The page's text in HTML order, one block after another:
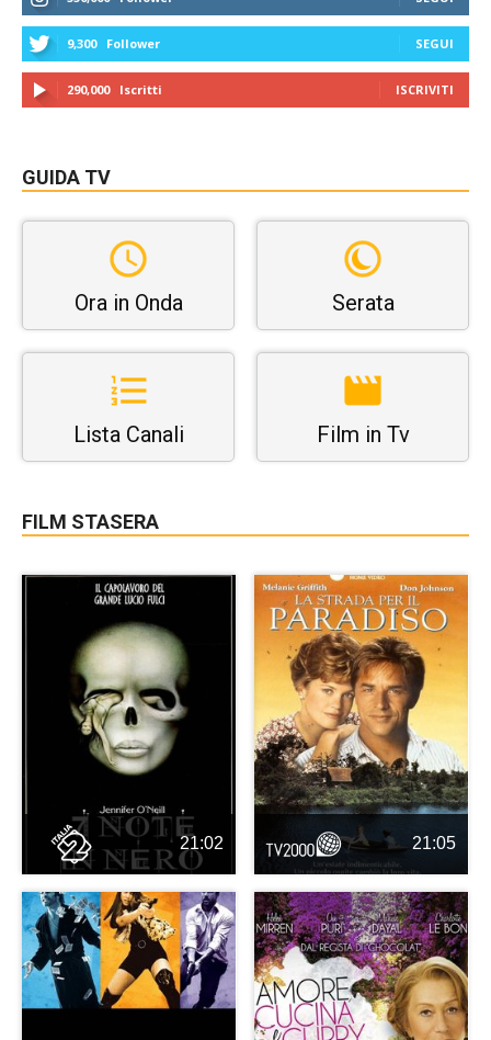
9,300 Follower SEGUI
290,000 Iscritti ISCRIVITI
GUIDA TV
Ora in Onda Serata
Lista Canali Film in Tv
FILM STASERA
21:02 21:05